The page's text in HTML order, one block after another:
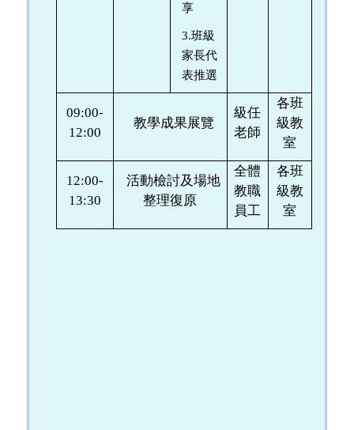
享
3.班級
家長代
表推選
09:00-
12:00
教學成果展覽
級任
老師
各班
級教
室
12:00-
13:30
活動檢討及場地
整理復原
全體
教職
員工
各班
級教
室